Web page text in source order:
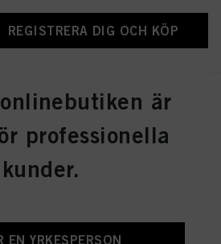
REGISTRERA DIG OCH KÖP
ZERO AMM 7-0
nr. 2936348
är
professionella
kunder.
EN YRKESPERSON